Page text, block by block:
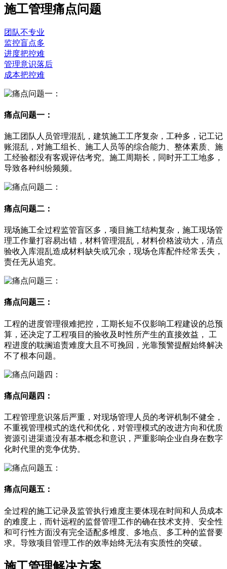
施工管理痛点问题
团队不专业
监控盲点多
进度把控难
管理意识落后
成本把控难
痛点问题一：
施工团队人员管理混乱，建筑施工工序复杂，工种多，记工记
账混乱，对施工组长、施工人员等的综合能力、整体素质、施
工经验都没有客观评估考究。施工周期长，同时开工工地多，
导致各种纠纷频频。
痛点问题二：
现场施工全过程监管盲区多，项目施工结构复杂，施工现场管
理工作量打容易出错，材料管理混乱，材料价格波动大，清点
验收入库混乱造成材料缺失或冗余，现场仓库配件经常丢失，
责任无从追究。
痛点问题三：
工程的进度管理很难把控，工期长短不仅影响工程建设的总预
算，还决定了工程项目的验收及时性所产生的直接效益， 工
程进度的耽搁追责难度大且不可挽回，光靠预警提醒始终解决
不了根本问题。
痛点问题四：
工程管理意识落后严重，对现场管理人员的考评机制不健全，
不重视管理模式的迭代和优化，对管理模式的改进方向和优质
资源引进渠道没有基本概念和意识，严重影响企业自身在数字
化时代里的竞争优势。
痛点问题五：
全过程的施工记录及监管执行难度主要体现在时间和人员成本
的难度上，而针远程的监督管理工作的确在技术支持、安全性
和可行性方面没有完全适配多维度、多地点、多工种的监督要
求。导致项目管理工作的效率始终无法有实质性的突破。